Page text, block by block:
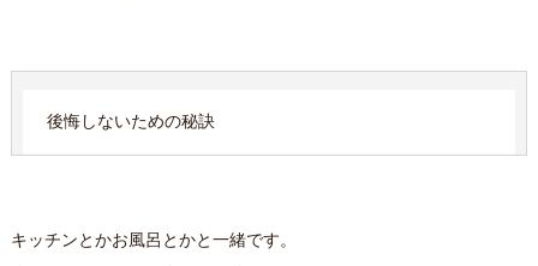
後悔しないための秘訣
キッチンとかお風呂とかと一緒です。